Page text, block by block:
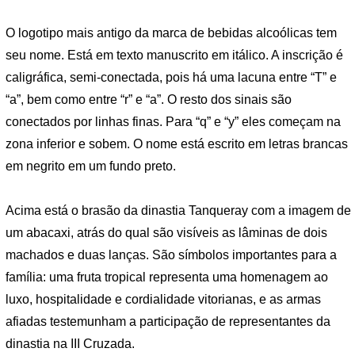
O logotipo mais antigo da marca de bebidas alcoólicas tem
seu nome. Está em texto manuscrito em itálico. A inscrição é
caligráfica, semi-conectada, pois há uma lacuna entre “T” e
“a”, bem como entre “r” e “a”. O resto dos sinais são
conectados por linhas finas. Para “q” e “y” eles começam na
zona inferior e sobem. O nome está escrito em letras brancas
em negrito em um fundo preto.
Acima está o brasão da dinastia Tanqueray com a imagem de
um abacaxi, atrás do qual são visíveis as lâminas de dois
machados e duas lanças. São símbolos importantes para a
família: uma fruta tropical representa uma homenagem ao
luxo, hospitalidade e cordialidade vitorianas, e as armas
afiadas testemunham a participação de representantes da
dinastia na III Cruzada.